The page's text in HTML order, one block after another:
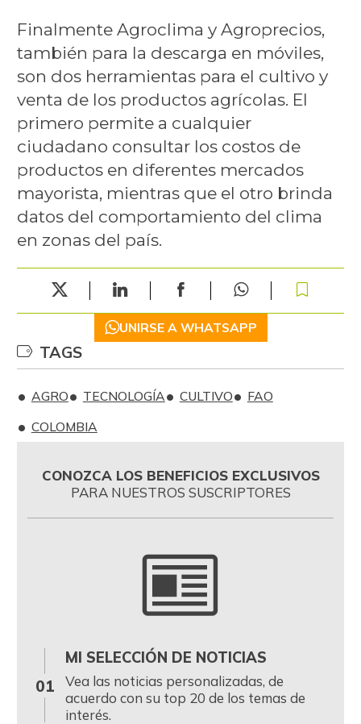
Finalmente Agroclima y Agroprecios,
también para la descarga en móviles,
son dos herramientas para el cultivo y
venta de los productos agrícolas. El
primero permite a cualquier
ciudadano consultar los costos de
productos en diferentes mercados
mayorista, mientras que el otro brinda
datos del comportamiento del clima
en zonas del país.
UNIRSE A WHATSAPP
TAGS
AGRO TECNOLOGÍA CULTIVO
FAO
COLOMBIA
CONOZCA LOS BENEFICIOS EXCLUSIVOS
PARA NUESTROS SUSCRIPTORES
01
MI SELECCIÓN DE NOTICIAS
Vea las noticias personalizadas, de
acuerdo con su top 20 de los temas de
interés.